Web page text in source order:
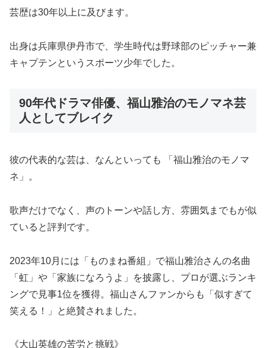
芸歴は30年以上に及びます。
出身は兵庫県伊丹市で、学生時代は野球部のピッチャー兼
キャプテンというスポーツ少年でした。
90年代ドラマ俳優、福山雅治のモノマネ芸
人としてブレイク
彼の代表的な芸は、なんといっても 「福山雅治のモノマ
ネ」。
歌声だけでなく、声のトーンや話し方、雰囲気までもが似
ていると評判です。
2023年10月には「ものまね番組」で福山雅治さんの名曲
「虹」や「家族になろうよ」を披露し、プロが選ぶランキ
ングで見事1位を獲得。福山さんファンからも「似すぎて
笑える！」と絶賛されました。
《大山英雄の苦労と挑戦》